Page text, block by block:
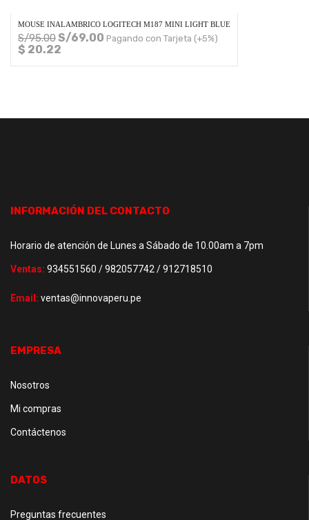
MOUSE INALAMBRICO LOGITECH M187 MINI LIGHT BLUE
S/95.00S/69.00 Pagando con Tarjeta (+5%)
$ 20.22
INFORMACIÓN DEL CONTACTO
Horario de atención de Lunes a Sábado de 10.00am a 7pm
Ventas: 934551560 / 982057742 / 912718510
Email: ventas@innovaperu.pe
EMPRESA
Nosotros
Mi compras
Contáctenos
DATOS
Preguntas frecuentes